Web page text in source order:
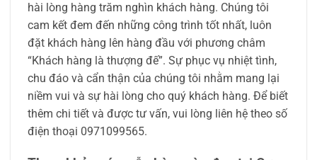
hài lòng hàng trăm nghìn khách hàng. Chúng tôi
cam kết đem đến những công trình tốt nhất, luôn
đặt khách hàng lên hàng đầu với phương châm
“Khách hàng là thượng đế”. Sự phục vụ nhiệt tình,
chu đáo và cẩn thận của chúng tôi nhằm mang lại
niềm vui và sự hài lòng cho quý khách hàng. Để biết
thêm chi tiết và được tư vấn, vui lòng liên hệ theo số
điện thoại 0971099565.